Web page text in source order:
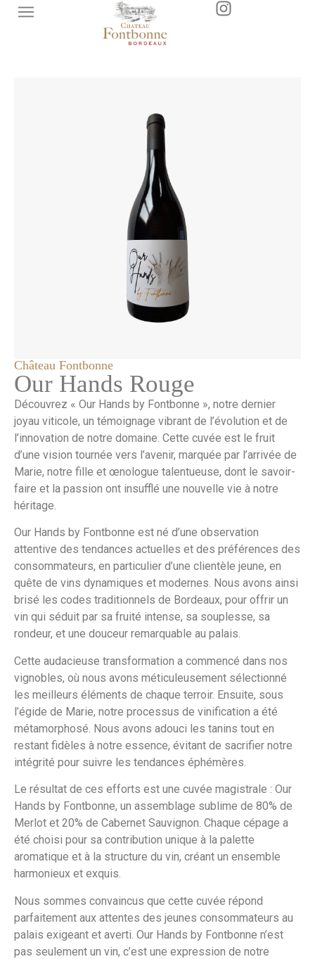
Château Fontbonne
Our Hands Rouge
Découvrez « Our Hands by Fontbonne », notre dernier
joyau viticole, un témoignage vibrant de l’évolution et de
l’innovation de notre domaine. Cette cuvée est le fruit
d’une vision tournée vers l’avenir, marquée par l’arrivée de
Marie, notre fille et œnologue talentueuse, dont le savoir-
faire et la passion ont insufflé une nouvelle vie à notre
héritage.
Our Hands by Fontbonne est né d’une observation
attentive des tendances actuelles et des préférences des
consommateurs, en particulier d’une clientèle jeune, en
quête de vins dynamiques et modernes. Nous avons ainsi
brisé les codes traditionnels de Bordeaux, pour offrir un
vin qui séduit par sa fruité intense, sa souplesse, sa
rondeur, et une douceur remarquable au palais.
Cette audacieuse transformation a commencé dans nos
vignobles, où nous avons méticuleusement sélectionné
les meilleurs éléments de chaque terroir. Ensuite, sous
l’égide de Marie, notre processus de vinification a été
métamorphosé. Nous avons adouci les tanins tout en
restant fidèles à notre essence, évitant de sacrifier notre
intégrité pour suivre les tendances éphémères.
Le résultat de ces efforts est une cuvée magistrale : Our
Hands by Fontbonne, un assemblage sublime de 80% de
Merlot et 20% de Cabernet Sauvignon. Chaque cépage a
été choisi pour sa contribution unique à la palette
aromatique et à la structure du vin, créant un ensemble
harmonieux et exquis.
Nous sommes convaincus que cette cuvée répond
parfaitement aux attentes des jeunes consommateurs au
palais exigeant et averti. Our Hands by Fontbonne n’est
pas seulement un vin, c’est une expression de notre